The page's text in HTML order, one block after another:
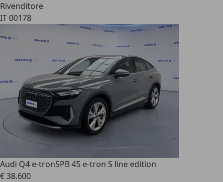
Rivenditore
IT 00178
Audi Q4 e-tronSPB 45 e-tron S line edition
€ 38.600